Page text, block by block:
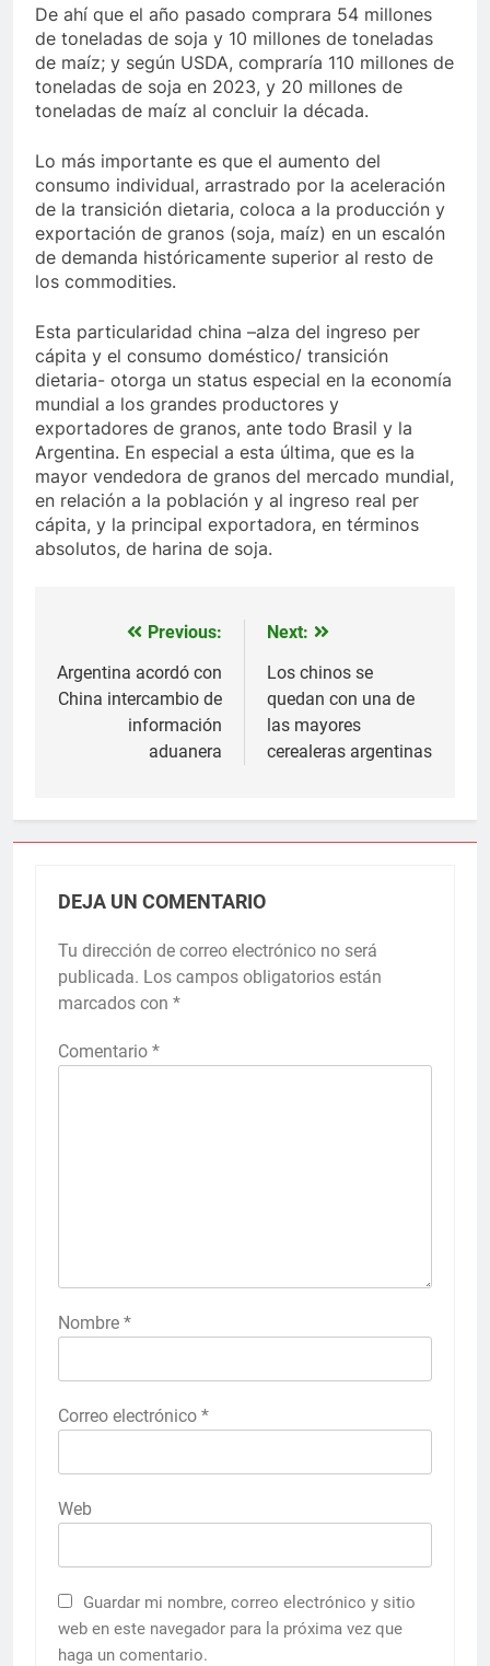
De ahí que el año pasado comprara 54 millones
de toneladas de soja y 10 millones de toneladas
de maíz; y según USDA, compraría 110 millones de
toneladas de soja en 2023, y 20 millones de
toneladas de maíz al concluir la década.
Lo más importante es que el aumento del
consumo individual, arrastrado por la aceleración
de la transición dietaria, coloca a la producción y
exportación de granos (soja, maíz) en un escalón
de demanda históricamente superior al resto de
los commodities.
Esta particularidad china –alza del ingreso per
cápita y el consumo doméstico/ transición
dietaria- otorga un status especial en la economía
mundial a los grandes productores y
exportadores de granos, ante todo Brasil y la
Argentina. En especial a esta última, que es la
mayor vendedora de granos del mercado mundial,
en relación a la población y al ingreso real per
cápita, y la principal exportadora, en términos
absolutos, de harina de soja.
Navegación
de
entradas
Previous:
Argentina acordó con
China intercambio de
información
aduanera
Next:
Los chinos se
quedan con una de
las mayores
cerealeras argentinas
DEJA UN COMENTARIO
Tu dirección de correo electrónico no será
publicada. Los campos obligatorios están
marcados con *
Comentario *
Nombre *
Correo electrónico *
Web
Guardar mi nombre, correo electrónico y sitio
web en este navegador para la próxima vez que
haga un comentario.